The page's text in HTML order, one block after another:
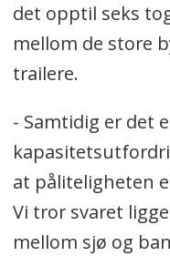
det opptil seks
mellom de store
trailere.
- Samtidig er det
at påliteligheten
Vi tror svaret
mellom sjø og